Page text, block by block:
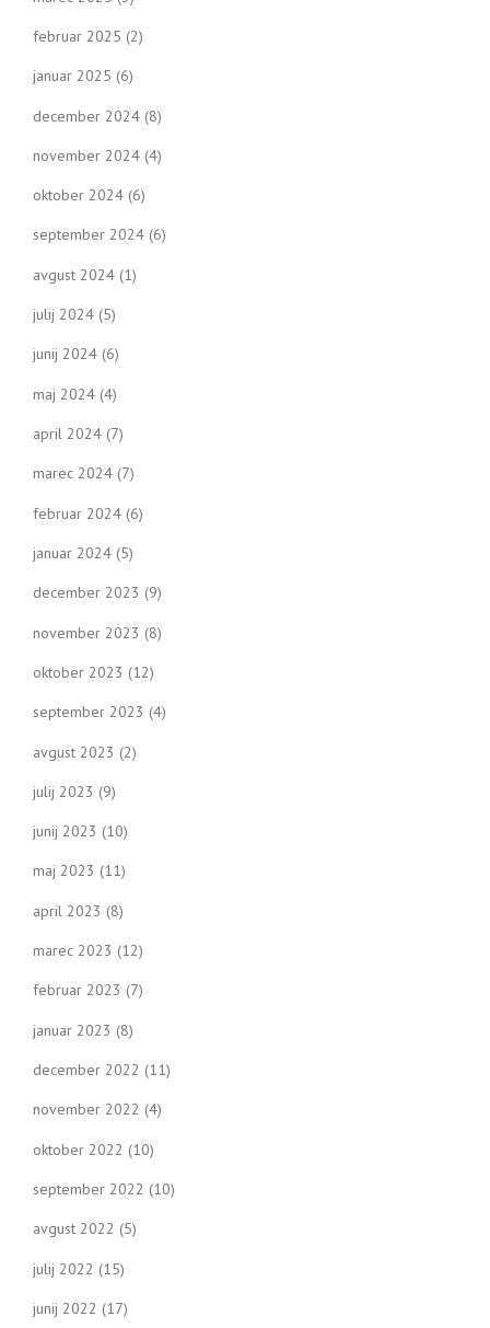
februar 2025 (2)
januar 2025 (6)
december 2024 (8)
november 2024 (4)
oktober 2024 (6)
september 2024 (6)
avgust 2024 (1)
julij 2024 (5)
junij 2024 (6)
maj 2024 (4)
april 2024 (7)
marec 2024 (7)
februar 2024 (6)
januar 2024 (5)
december 2023 (9)
november 2023 (8)
oktober 2023 (12)
september 2023 (4)
avgust 2023 (2)
julij 2023 (9)
junij 2023 (10)
maj 2023 (11)
april 2023 (8)
marec 2023 (12)
februar 2023 (7)
januar 2023 (8)
december 2022 (11)
november 2022 (4)
oktober 2022 (10)
september 2022 (10)
avgust 2022 (5)
julij 2022 (15)
junij 2022 (17)